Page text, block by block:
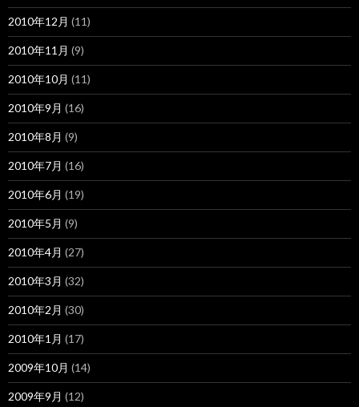
2010年12月 (11)
2010年11月 (9)
2010年10月 (11)
2010年9月 (16)
2010年8月 (9)
2010年7月 (16)
2010年6月 (19)
2010年5月 (9)
2010年4月 (27)
2010年3月 (32)
2010年2月 (30)
2010年1月 (17)
2009年10月 (14)
2009年9月 (12)